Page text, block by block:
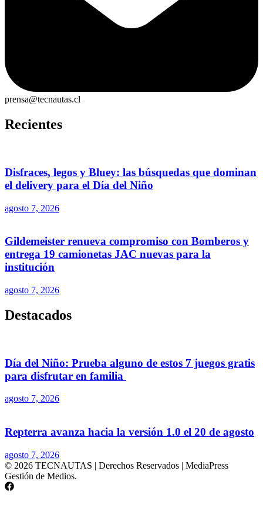
prensa@tecnautas.cl
Recientes
Disfraces, legos y Bluey: las búsquedas que dominan
el delivery para el Día del Niño
agosto 7, 2026
Gildemeister renueva compromiso con Bomberos y
entrega 19 camionetas JAC nuevas para la
institución
agosto 7, 2026
Destacados
Día del Niño: Prueba alguno de estos 7 juegos gratis
para disfrutar en familia
agosto 7, 2026
Repterra avanza hacia la versión 1.0 el 20 de agosto
agosto 7, 2026
© 2026 TECNAUTAS | Derechos Reservados | MediaPress
Gestión de Medios.